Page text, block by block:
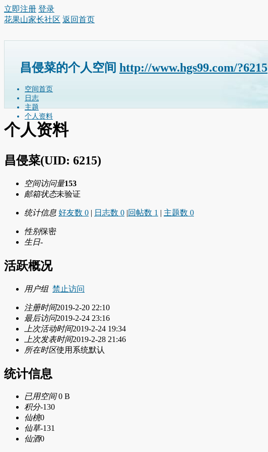
立即注册 登录
花果山家长社区 返回首页
昌侵菜的个人空间 http://www.hgs99.com/?6215
空间首页
日志
主题
个人资料
个人资料
昌侵菜(UID: 6215)
空间访问量153
邮箱状态未验证
统计信息 好友数 0 | 日志数 0 |回帖数 1 | 主题数 0
性别保密
生日-
活跃概况
用户组 禁止访问
注册时间2019-2-20 22:10
最后访问2019-2-24 23:16
上次活动时间2019-2-24 19:34
上次发表时间2019-2-28 21:46
所在时区使用系统默认
统计信息
已用空间0 B
积分-130
仙桃0
仙草-131
仙酒0